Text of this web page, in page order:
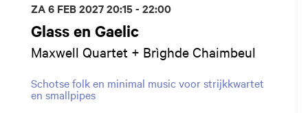
Glass en Gaelic
Maxwell Quartet + Brìghde Chaimbeul
Schotse folk en minimal music voor strijkkwartet
en smallpipes
ZA 6 FEB 202720:15 - 22:00